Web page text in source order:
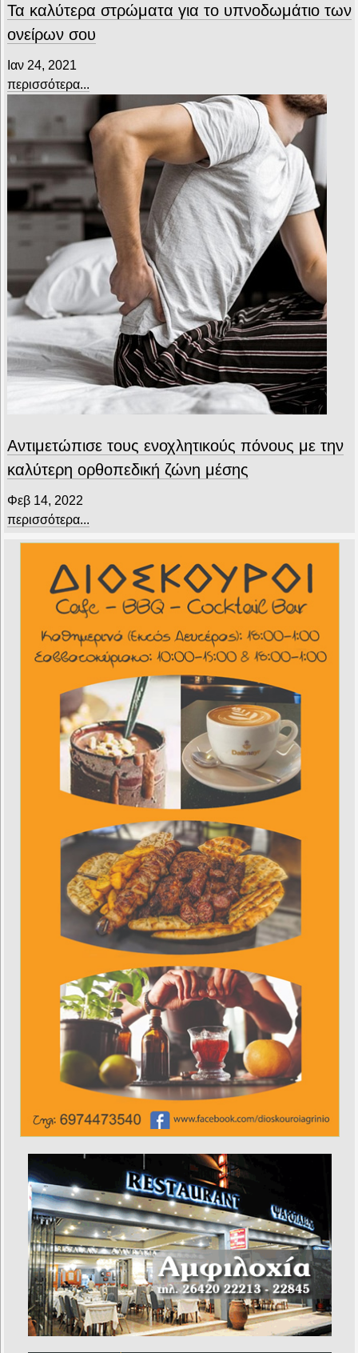
Τα καλύτερα στρώματα για το υπνοδωμάτιο των
ονείρων σου
Ιαν 24, 2021
περισσότερα...
Αντιμετώπισε τους ενοχλητικούς πόνους με την
καλύτερη ορθοπεδική ζώνη μέσης
Φεβ 14, 2022
περισσότερα...